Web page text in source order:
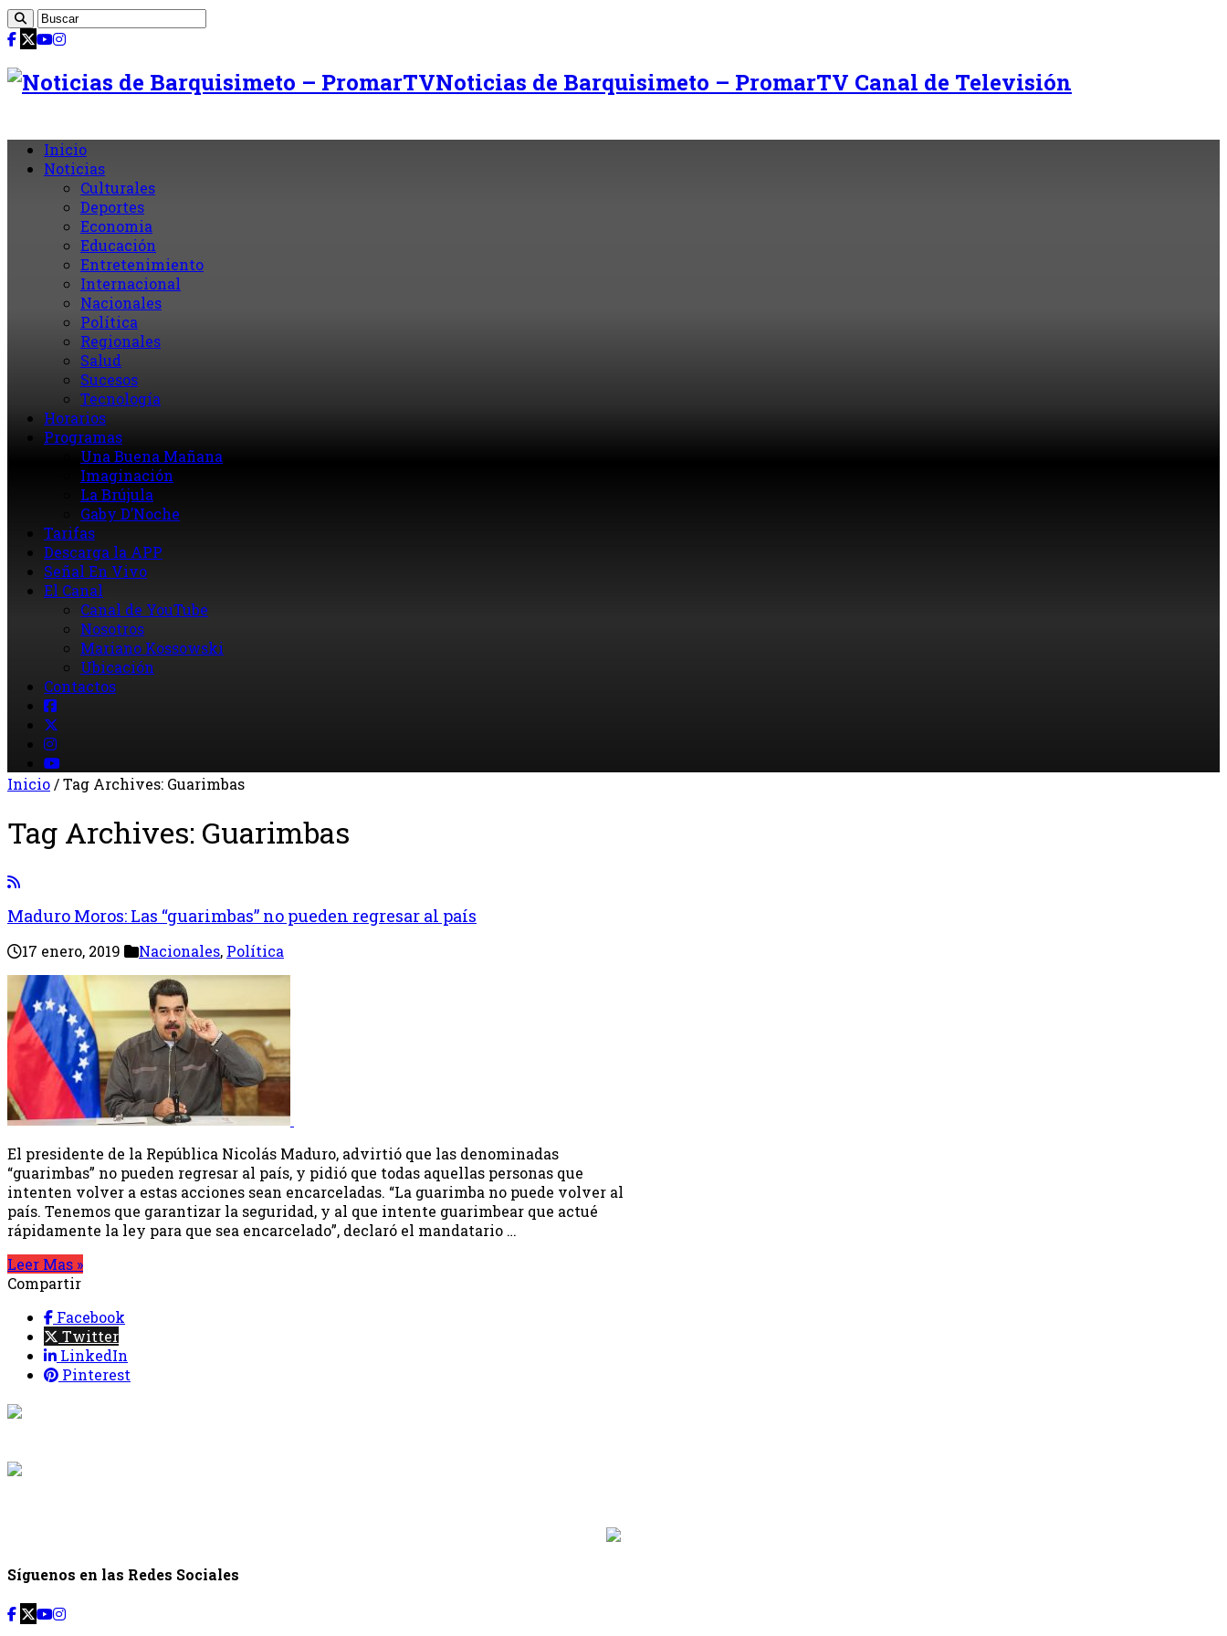
Noticias de Barquisimeto – PromarTV Canal de Televisión
Inicio
Noticias
Culturales
Deportes
Economia
Educación
Entretenimiento
Internacional
Nacionales
Política
Regionales
Salud
Sucesos
Tecnología
Horarios
Programas
Una Buena Mañana
Imaginación
La Brújula
Gaby D’Noche
Tarifas
Descarga la APP
Señal En Vivo
El Canal
Canal de YouTube
Nosotros
Mariano Kossowski
Ubicación
Contactos
Inicio/Tag Archives: Guarimbas
Tag Archives: Guarimbas
Maduro Moros: Las “guarimbas” no pueden regresar al país
17 enero, 2019 Nacionales, Política
El presidente de la República Nicolás Maduro, advirtió que las denominadas
“guarimbas” no pueden regresar al país, y pidió que todas aquellas personas que
intenten volver a estas acciones sean encarceladas. “La guarimba no puede volver al
país. Tenemos que garantizar la seguridad, y al que intente guarimbear que actué
rápidamente la ley para que sea encarcelado”, declaró el mandatario …
Leer Mas »
Compartir
Facebook
Twitter
LinkedIn
Pinterest
Síguenos en las Redes Sociales